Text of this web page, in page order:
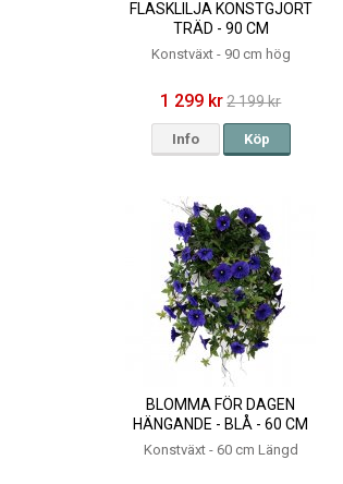
FLASKLILJA KONSTGJORT
TRÄD - 90 CM
Konstväxt - 90 cm hög
1 299 kr 2 199 kr
Info Köp
BLOMMA FÖR DAGEN
HÄNGANDE - BLÅ - 60 CM
Konstväxt - 60 cm Längd